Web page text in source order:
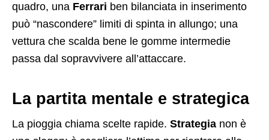
quadro, una Ferrari ben bilanciata in inserimento
può “nascondere” limiti di spinta in allungo; una
vettura che scalda bene le gomme intermedie
passa dal sopravvivere all’attaccare.
La partita mentale e strategica
La pioggia chiama scelte rapide. Strategia non è